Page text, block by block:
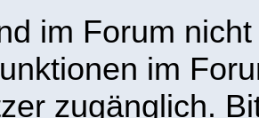
im Forum
im
zugänglich.